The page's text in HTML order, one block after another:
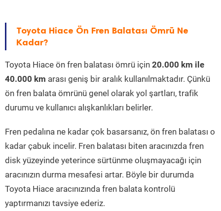
Toyota Hiace Ön Fren Balatası Ömrü Ne
Kadar?
Toyota Hiace ön fren balatası ömrü için 20.000 km ile
40.000 km arası geniş bir aralık kullanılmaktadır. Çünkü
ön fren balata ömrünü genel olarak yol şartları, trafik
durumu ve kullanıcı alışkanlıkları belirler.
Fren pedalına ne kadar çok basarsanız, ön fren balatası o
kadar çabuk incelir. Fren balatası biten aracınızda fren
disk yüzeyinde yeterince sürtünme oluşmayacağı için
aracınızın durma mesafesi artar. Böyle bir durumda
Toyota Hiace aracınızında fren balata kontrolü
yaptırmanızı tavsiye ederiz.